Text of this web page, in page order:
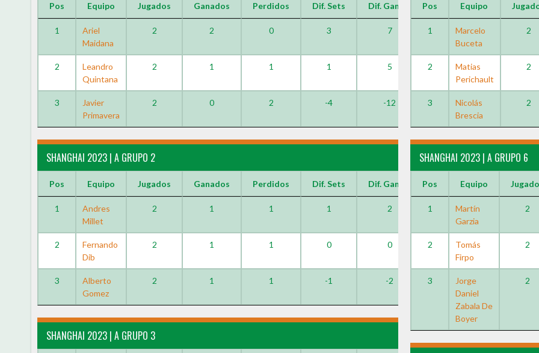
Pos Equipo Jugados Ganados Perdidos Dif. Sets Dif. Games
1
Ariel
Maidana
2 2 0 3 7
2
Leandro
Quintana
2 1 1 1 5
3
Javier
Primavera
2 0 2 -4 -12
SHANGHAI 2023 | A GRUPO 2
Pos Equipo Jugados Ganados Perdidos Dif. Sets Dif. Games
1
Andres
Millet
2 1 1 1 2
2
Fernando
Dib
2 1 1 0 0
3
Alberto
Gomez
2 1 1 -1 -2
SHANGHAI 2023 | A GRUPO 3
Pos Equipo
1
Marcelo
Buceta
2
2
Matias
Perichault
2
3
Nicolás
Brescia
2
SHANGHAI 2023 | A GRUPO 6
Pos Equipo
1
Martín
Garzia
2
2
Tomás
Firpo
2
3
Jorge
Daniel
Zabala De
Boyer
2